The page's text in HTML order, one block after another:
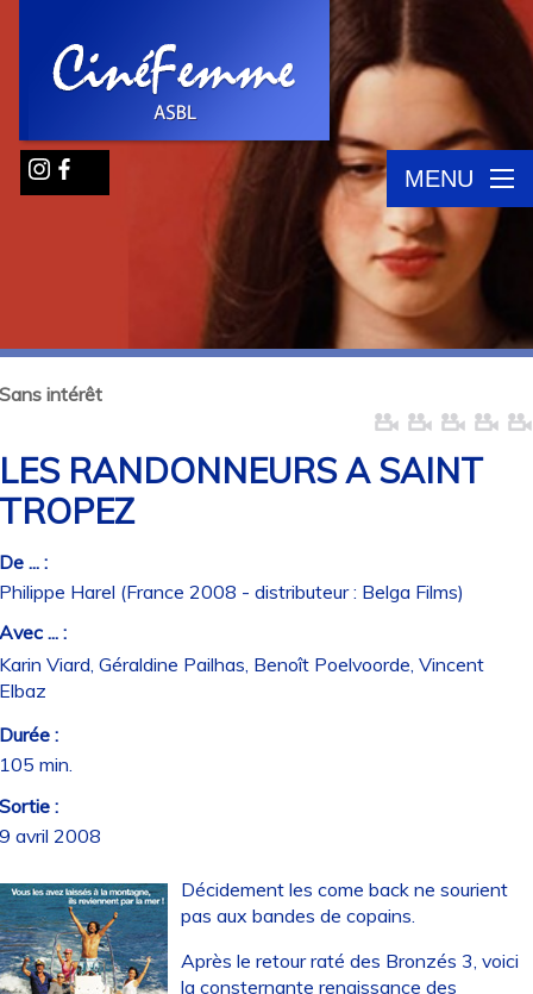
MENU
intérêt
RANDONNEURS A SAINT
... :
Harel (France 2008 - distributeur : Belga Films)
... :
Viard, Géraldine Pailhas, Benoît Poelvoorde, Vincent
:
min.
:
avril 2008
Décidement les come back ne sourient
pas aux bandes de copains.
Après le retour raté des Bronzés 3, voici
la consternante renaissance des